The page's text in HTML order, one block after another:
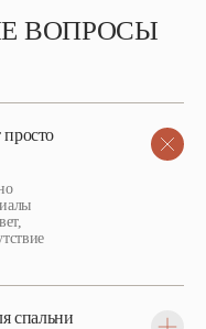
ВОПРОСЫ
спальни